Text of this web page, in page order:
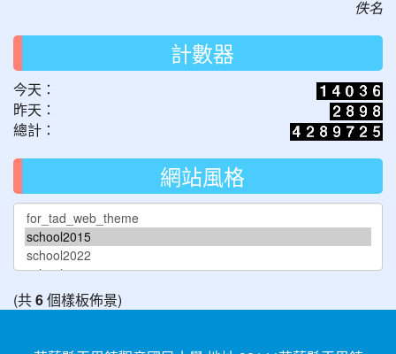
佚名
計數器
今天：
昨天：
總計：
網站風格
(共6個樣板佈景)